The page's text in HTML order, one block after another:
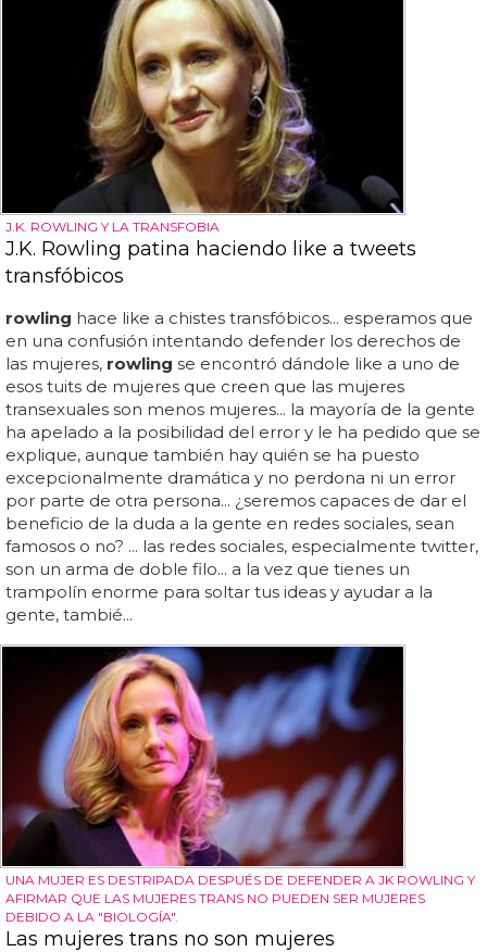
J.K. ROWLING Y LA TRANSFOBIA
J.K. Rowling patina haciendo like a tweets
transfóbicos
rowling hace like a chistes transfóbicos... esperamos que
en una confusión intentando defender los derechos de
las mujeres, rowling se encontró dándole like a uno de
esos tuits de mujeres que creen que las mujeres
transexuales son menos mujeres... la mayoría de la gente
ha apelado a la posibilidad del error y le ha pedido que se
explique, aunque también hay quién se ha puesto
excepcionalmente dramática y no perdona ni un error
por parte de otra persona... ¿seremos capaces de dar el
beneficio de la duda a la gente en redes sociales, sean
famosos o no? ... las redes sociales, especialmente twitter,
son un arma de doble filo... a la vez que tienes un
trampolín enorme para soltar tus ideas y ayudar a la
gente, tambié...
UNA MUJER ES DESTRIPADA DESPUÉS DE DEFENDER A JK ROWLING Y
AFIRMAR QUE LAS MUJERES TRANS NO PUEDEN SER MUJERES
DEBIDO A LA "BIOLOGÍA".
Las mujeres trans no son mujeres